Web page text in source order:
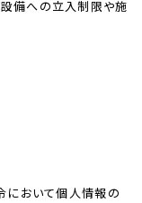
備への立入制限や施
において個人情報の